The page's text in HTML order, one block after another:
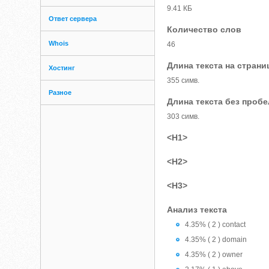
Ответ сервера
Whois
Хостинг
Разное
9.41 КБ
Количество слов
46
Длина текста на
355 симв.
Длина текста без
303 симв.
<H1>
<H2>
<H3>
Анализ текста
4.35% ( 2 ) contact
4.35% ( 2 ) domain
4.35% ( 2 ) owner